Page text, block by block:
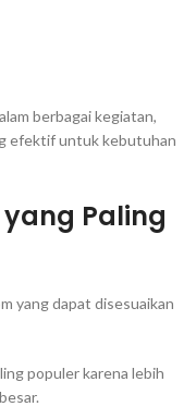
berbagai kegiatan,
efektif untuk kebutuhan
Paling
yang dapat disesuaikan
populer karena lebih